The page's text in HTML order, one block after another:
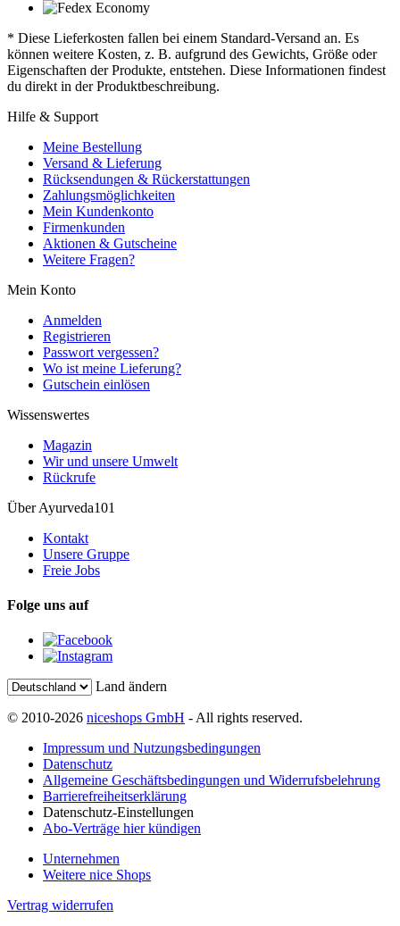
* Diese Lieferkosten fallen bei einem Standard-Versand an. Es
können weitere Kosten, z. B. aufgrund des Gewichts, Größe oder
Eigenschaften der Produkte, entstehen. Diese Informationen findest
du direkt in der Produktbeschreibung.
Hilfe & Support
Meine Bestellung
Versand & Lieferung
Rücksendungen & Rückerstattungen
Zahlungsmöglichkeiten
Mein Kundenkonto
Firmenkunden
Aktionen & Gutscheine
Weitere Fragen?
Mein Konto
Anmelden
Registrieren
Passwort vergessen?
Wo ist meine Lieferung?
Gutschein einlösen
Wissenswertes
Magazin
Wir und unsere Umwelt
Rückrufe
Über Ayurveda101
Kontakt
Unsere Gruppe
Freie Jobs
Folge uns auf
Land ändern
© 2010-2026 niceshops GmbH - All rights reserved.
Impressum und Nutzungsbedingungen
Datenschutz
Allgemeine Geschäftsbedingungen und Widerrufsbelehrung
Barrierefreiheitserklärung
Datenschutz-Einstellungen
Abo-Verträge hier kündigen
Unternehmen
Weitere nice Shops
Vertrag widerrufen